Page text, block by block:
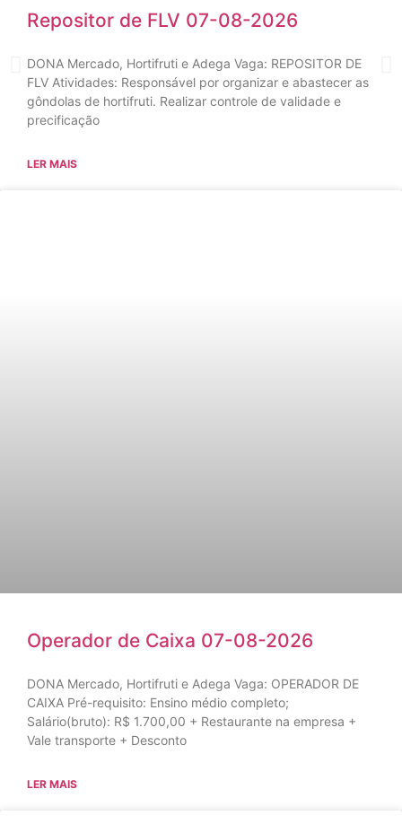
Repositor de FLV 07-08-2026
DONA Mercado, Hortifruti e Adega Vaga: REPOSITOR DE
FLV Atividades: Responsável por organizar e abastecer as
gôndolas de hortifruti. Realizar controle de validade e
precificação
LER MAIS
Operador de Caixa 07-08-2026
DONA Mercado, Hortifruti e Adega Vaga: OPERADOR DE
CAIXA Pré-requisito: Ensino médio completo;
Salário(bruto): R$ 1.700,00 + Restaurante na empresa +
Vale transporte + Desconto
LER MAIS